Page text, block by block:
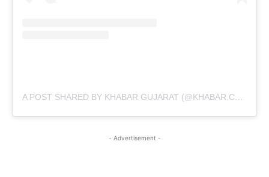
A POST SHARED BY KHABAR GUJARAT (@KHABAR.COMMUNICATION)
- Advertisement -